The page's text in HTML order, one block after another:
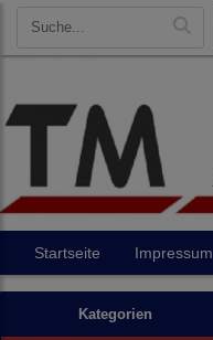
Startseite Impressum
Kategorien